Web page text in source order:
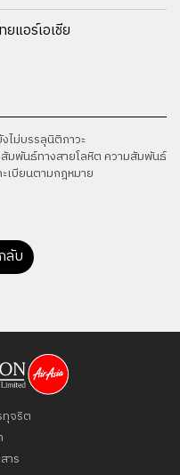
ยแอร์เอเชีย
ไม่บรรลุนิติภาวะ
มพันธ์ทางสายโลหิต ความสัมพันธ์
เบียนตามกฎหมาย
ลับ
ทุจริต
าร